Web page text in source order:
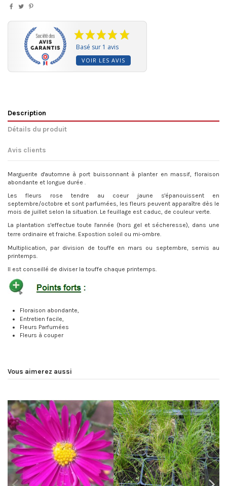
Basé sur 1 avis
VOIR LES AVIS
Description
Détails du produit
Avis clients
Marguerite d'automne à port buissonnant à planter en massif, floraison
abondante et longue durée .
Les fleurs rose tendre au coeur jaune s'épanouissent en
septembre/octobre et sont parfumées, les fleurs peuvent apparaître dès le
mois de juillet selon la situation. Le feuillage est caduc, de couleur verte.
La plantation s'effectue toute l'année (hors gel et sécheresse), dans une
terre ordinaire et fraiche. Expostion soleil ou mi-ombre.
Multiplication, par division de touffe en mars ou septembre, semis au
printemps.
Il est conseillé de diviser la touffe chaque printemps.
Floraison abondante,
Entretien facile,
Fleurs Parfumées
Fleurs à couper
Vous aimerez aussi